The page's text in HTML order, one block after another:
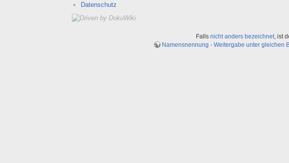
Datenschutz
Falls nicht anders bezeichnet, ist
Namensnennung - Weitergabe unter gleichen